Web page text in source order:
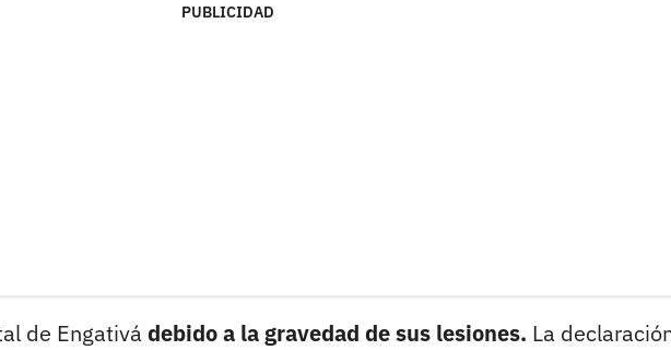
PUBLICIDAD
de Engativá debido a la gravedad de sus lesiones. La